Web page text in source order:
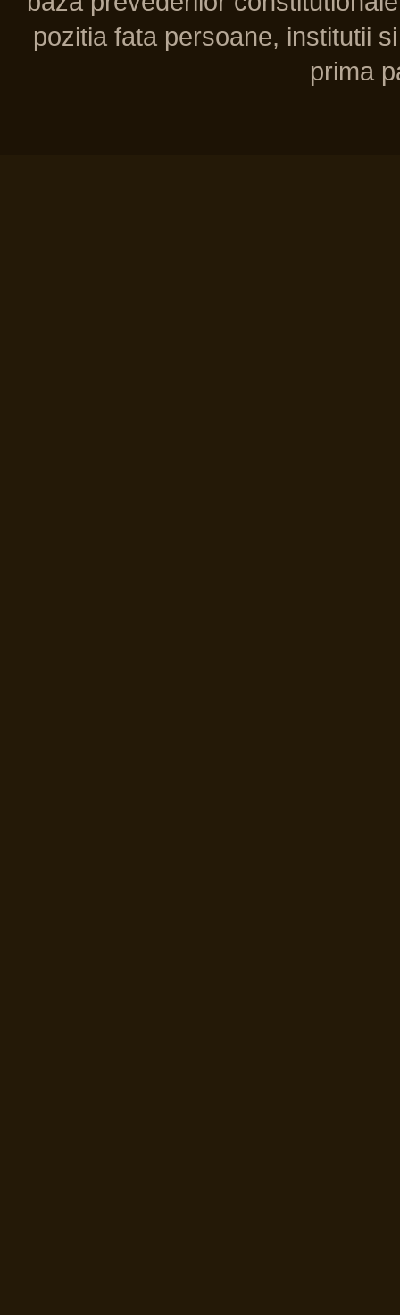
pozitia fata persoane, institutii
prima